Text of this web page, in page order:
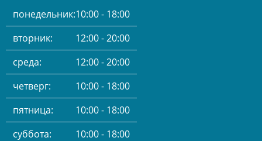
понедельник:10:00 - 18:00
вторник:
12:00 - 20:00
среда:
12:00 - 20:00
четверг:
10:00 - 18:00
пятница:
10:00 - 18:00
суббота:
10:00 - 18:00